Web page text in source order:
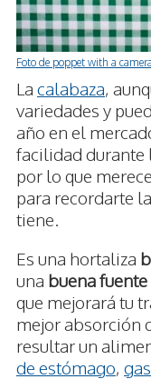
Foto de poppet with a camera
La calabaza,
variedades y
año en el
facilidad durante
por lo que
para recordarte
tiene.
Es una hortaliza
una buena
que mejorará tu
mejor absorción
resultar un
de estómago,